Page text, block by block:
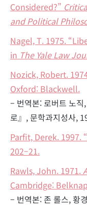
Considered?”
and Political
Nagel, T. 1975.
in The Yale Law
Nozick, Robert.
Oxford: Blackwell.
– 번역본: 로버트 노
로』, 문학과지성사,
Parfit, Derek. 1997.
202–21.
Rawls, John. 1971.
Cambridge:
– 번역본: 존 롤스, 황